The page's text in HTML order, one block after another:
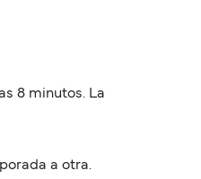
8 minutos. La
a otra.